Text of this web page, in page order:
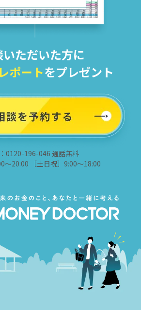
ただいた方に
ポートをプレゼント
0120-196-046 通話無料
～20:00 ［土日祝］9:00～18:00